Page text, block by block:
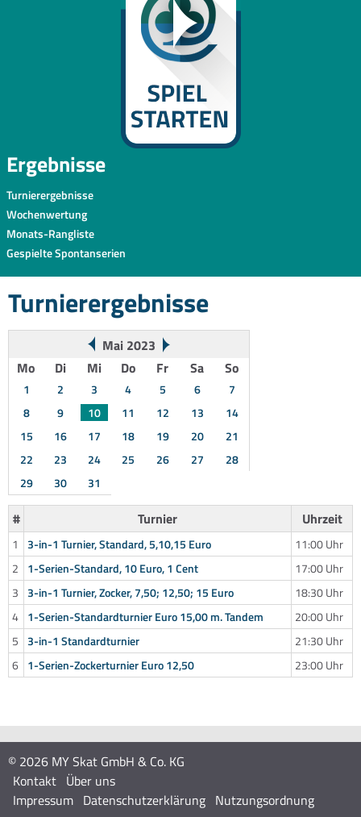
Ergebnisse
Turnierergebnisse
Wochenwertung
Monats-Rangliste
Gespielte Spontanserien
Turnierergebnisse
Mai 2023
Mo
Di Mi Do Fr Sa So
1 2 3 4 5 6
7
8
9 10 11 12 13
14
15
16 17 18 19 20
21
22
23 24 25 26 27
28
29
30 31
# Turnier Uhrzeit
1 3-in-1 Turnier, Standard, 5,10,15 Euro
11:00 Uhr
2
1-Serien-Standard, 10 Euro, 1 Cent
17:00 Uhr
3 3-in-1 Turnier, Zocker, 7,50; 12,50; 15 Euro
18:30 Uhr
4 1-Serien-Standardturnier Euro 15,00 m. Tandem
20:00 Uhr
5 3-in-1 Standardturnier
21:30 Uhr
6 1-Serien-Zockerturnier Euro 12,50 23:00 Uhr
© 2026 MY Skat GmbH & Co. KG
Kontakt Über uns
Impressum Datenschutzerklärung Nutzungsordnung